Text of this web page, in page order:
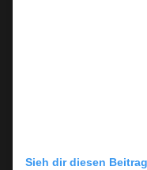
Sieh dir diesen